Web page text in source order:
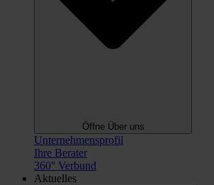
Öffne Über uns
Unternehmensprofil
Ihre Berater
360° Verbund
Aktuelles